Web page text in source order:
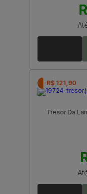
-R$ 121,90
Tresor Da